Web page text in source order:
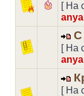
[ На
anya
С
[ На
anya
[ На